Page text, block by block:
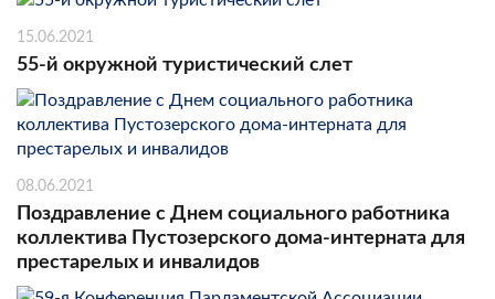
15.06.2021
55-й окружной туристический слет
08.06.2021
Поздравление с Днем социального работника
коллектива Пустозерского дома-интерната для
престарелых и инвалидов